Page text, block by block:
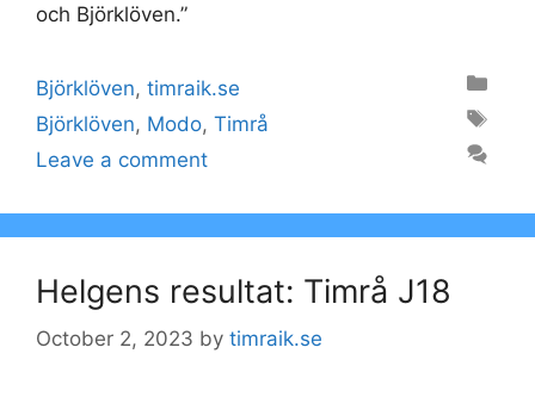
och Björklöven.”
Categories
Björklöven, timraik.se
Tags
Björklöven, Modo, Timrå
Leave a comment
Helgens resultat: Timrå J18
October 2, 2023 by timraik.se